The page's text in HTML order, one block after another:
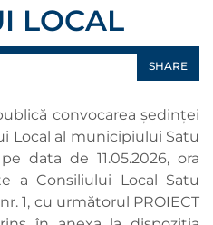
LOCAL
SHARE
convocarea ședinței
Local al municipiului Satu
data de 11.05.2026, ora
a Consiliului Local Satu
1, cu următorul PROIECT